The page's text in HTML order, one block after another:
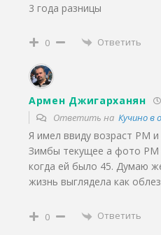
3 года разницы
0 Ответить
Армен Джигарханян
Ответить на Кучино в
Я имел ввиду возраст РМ
Зимбы текущее а фото РМ
когда ей было 45. Думаю
жизнь выглядела как
0 Ответить